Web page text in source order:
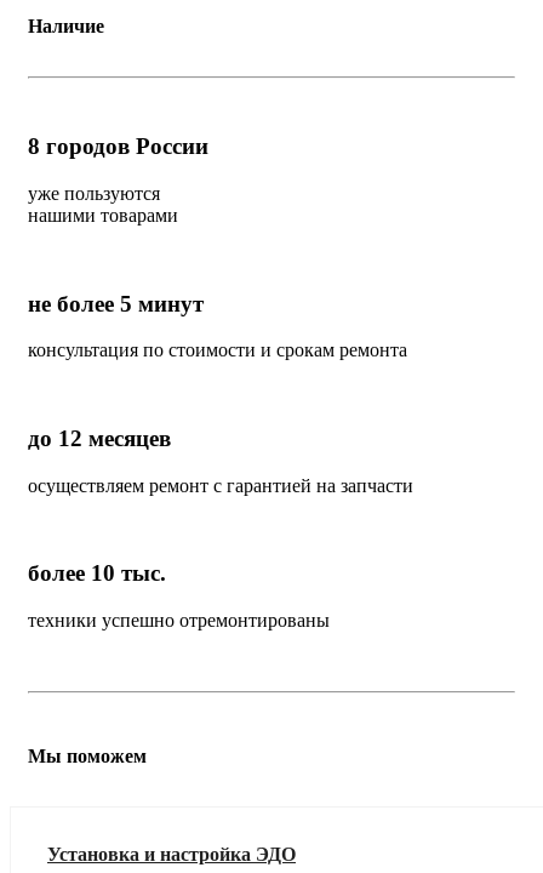
Наличие
8 городов России
уже пользуются
нашими товарами
не более 5 минут
консультация по стоимости и срокам ремонта
до 12 месяцев
осуществляем ремонт с гарантией на запчасти
более 10 тыс.
техники успешно отремонтированы
Мы поможем
Установка и настройка ЭДО